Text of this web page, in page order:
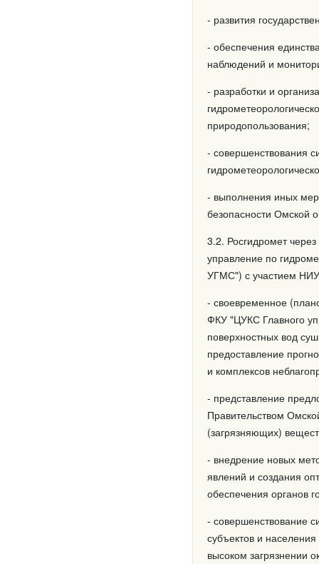
- развития
- обеспечения
наблюдений и
- разработки и
природопользования;
- совершенствования
- выполнения иных
безопасности Омской
3.2. Росгидромет
управление по
УГМС") с участием НИУ
- своевременное
ФКУ "ЦУКС Главного
поверхностных вод
предоставление
и комплексов
- представление
Правительством
(загрязняющих)
- внедрение новых
явлений и создания
обеспечения органов
- совершенствование
субъектов и
высоком загрязнении